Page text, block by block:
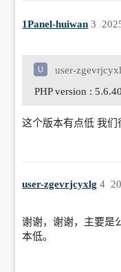
1Panel-huiwan 3
user-
PHP version : 5.6.40
这个版本有点低 我们
user-zgevrjcyxlg 4
谢谢，谢谢，主要是
本低。